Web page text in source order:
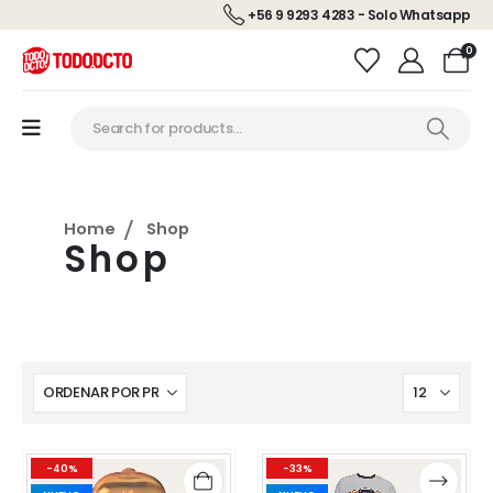
+56 9 9293 4283 - Solo Whatsapp
0
Home Shop
Shop
-40%
-33%
Este
producto
Este
producto